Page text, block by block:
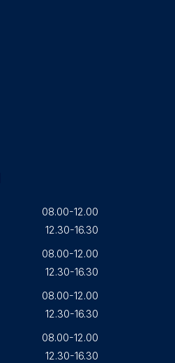
08.00-12.00
12.30-16.30
08.00-12.00
12.30-16.30
08.00-12.00
12.30-16.30
08.00-12.00
12.30-16.30